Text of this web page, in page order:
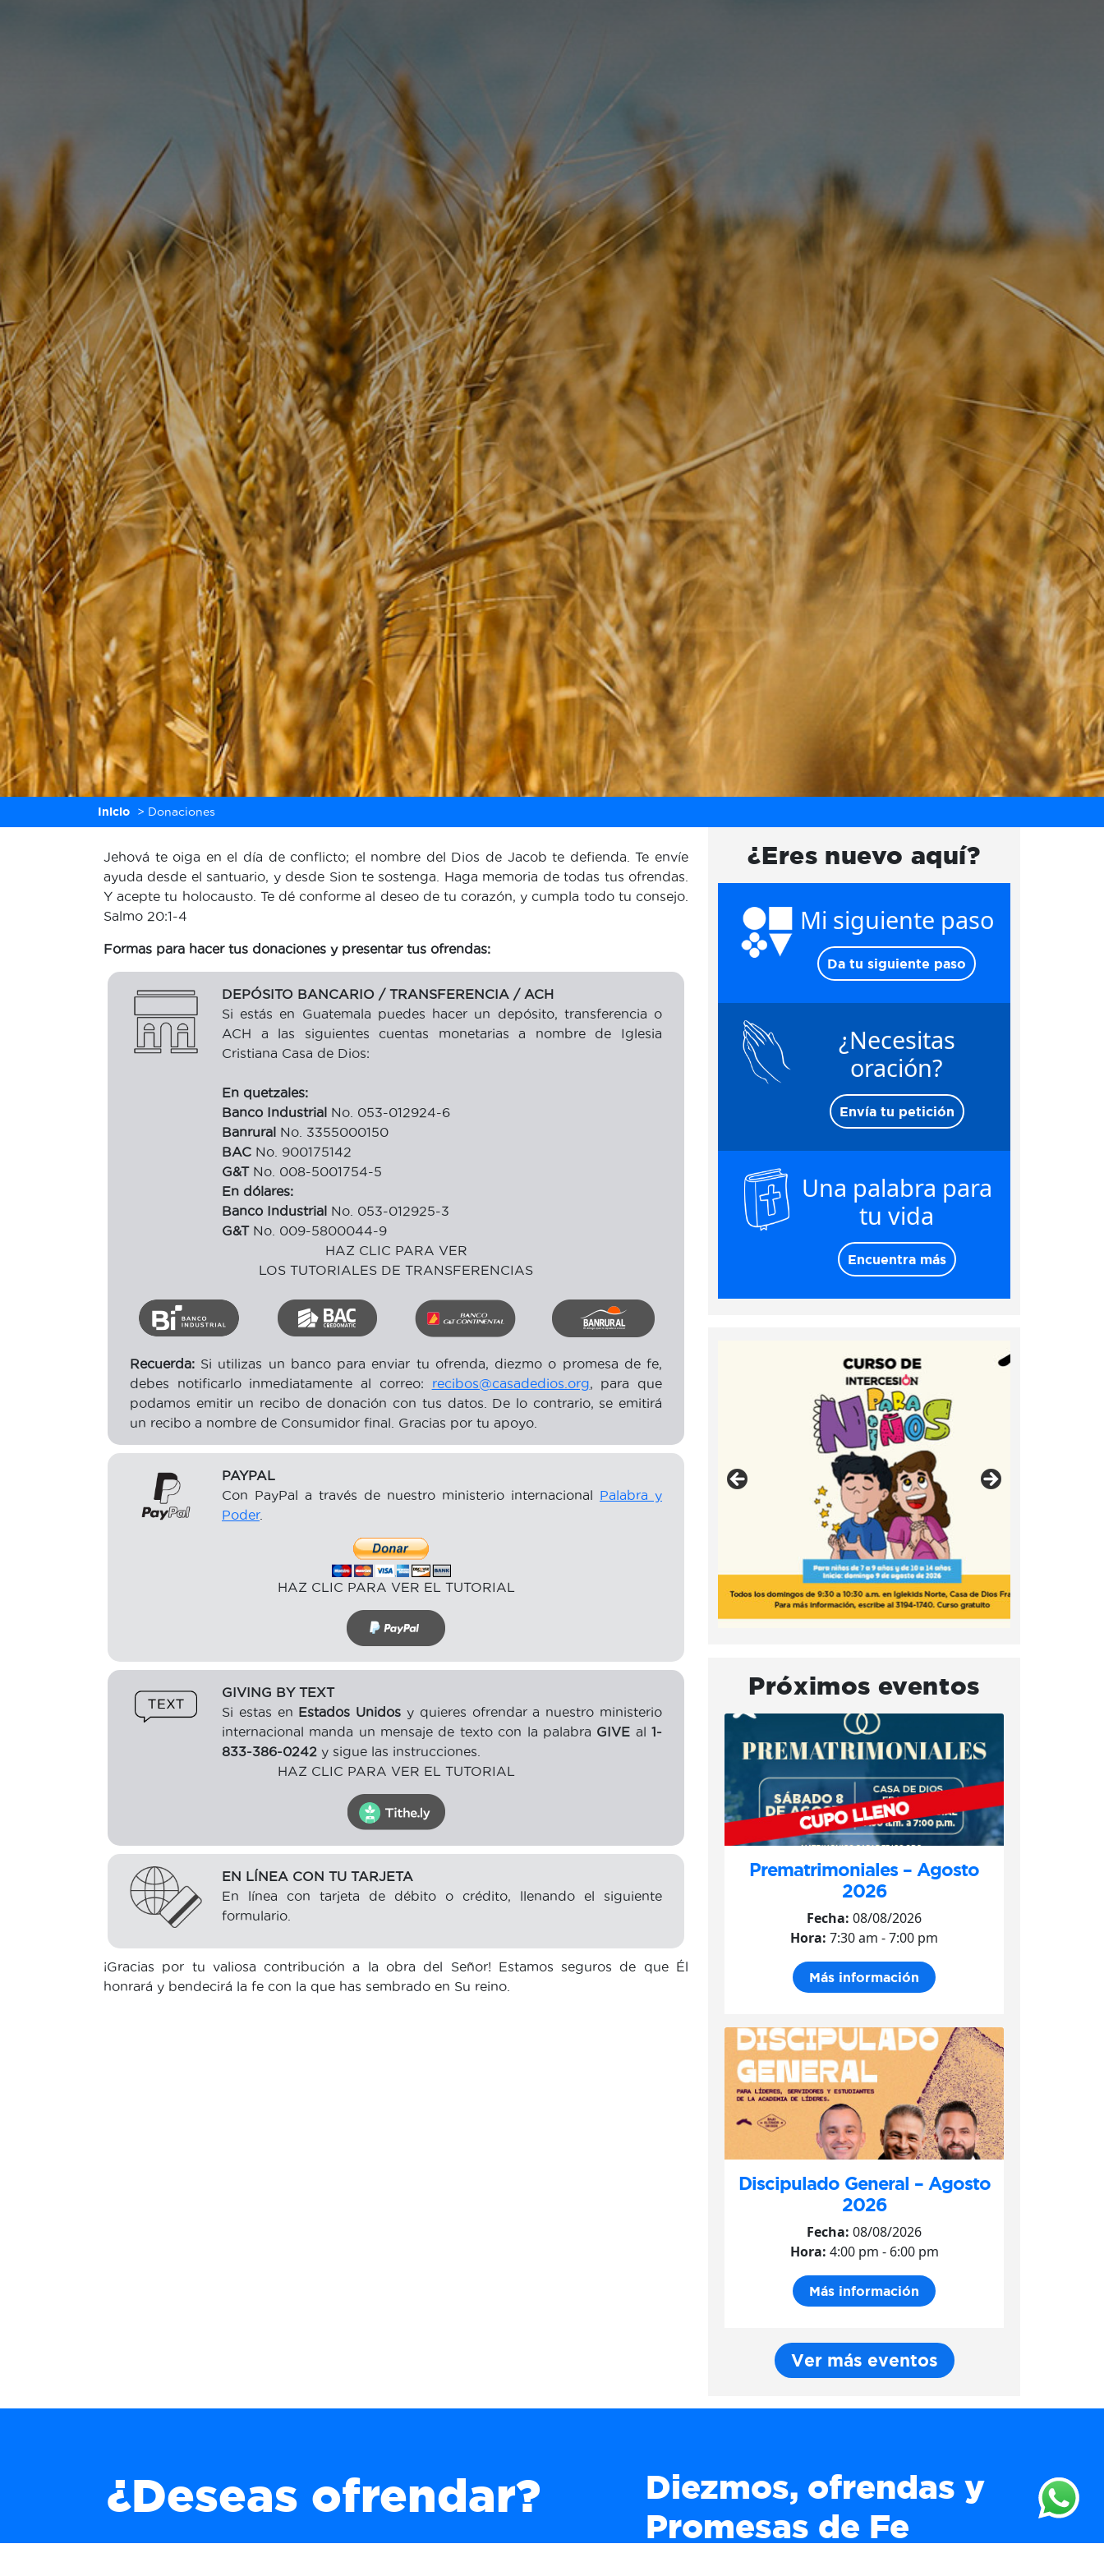
Inicio > Donaciones
Jehová te oiga en el día de conflicto; el nombre del Dios de Jacob te defienda. Te envíe
ayuda desde el santuario, y desde Sion te sostenga. Haga memoria de todas tus ofrendas.
Y acepte tu holocausto. Te dé conforme al deseo de tu corazón, y cumpla todo tu consejo.
Salmo 20:1-4
Formas para hacer tus donaciones y presentar tus ofrendas:
DEPÓSITO BANCARIO / TRANSFERENCIA / ACH
Si estás en Guatemala puedes hacer un depósito, transferencia o
ACH a las siguientes cuentas monetarias a nombre de Iglesia
Cristiana Casa de Dios:
En quetzales:
Banco Industrial No. 053-012924-6
Banrural No. 3355000150
BAC No. 900175142
G&TNo. 008-5001754-5
En dólares:
Banco Industrial No. 053-012925-3
G&TNo. 009-5800044-9
HAZ CLIC PARA VER
LOS TUTORIALES DE TRANSFERENCIAS
Recuerda: Si utilizas un banco para enviar tu ofrenda, diezmo o promesa de fe,
debes notificarlo inmediatamente al correo: recibos@casadedios.org , para que
podamos emitir un recibo de donación con tus datos. De lo contrario, se emitirá
un recibo a nombre de Consumidor final. Gracias por tu apoyo.
PAYPAL
Con PayPal a través de nuestro ministerio internacional Palabra y
Poder.
HAZ CLIC PARA VER EL TUTORIAL
GIVING BY TEXT
Si estas en Estados Unidos y quieres ofrendar a nuestro ministerio
internacional manda un mensaje de texto con la palabra GIVE al1-
833-386-0242 y sigue las instrucciones.
HAZ CLIC PARA VER EL TUTORIAL
EN LÍNEA CON TU TARJETA
En línea con tarjeta de débito o crédito, llenando el siguiente
formulario.
¡Gracias por tu valiosa contribución a la obra del Señor! Estamos seguros de que Él
honrará y bendecirá la fe con la que has sembrado en Su reino.
¿Eres nuevo aquí?
Mi siguiente paso
Da tu siguiente paso
¿Necesitas
oración?
Envía tu petición
Una palabra para
tu vida
Encuentra más
Próximos eventos
Prematrimoniales – Agosto
2026
Fecha: 08/08/2026
Hora: 7:30 am - 7:00 pm
Más información
Discipulado General – Agosto
2026
Fecha: 08/08/2026
Hora: 4:00 pm - 6:00 pm
Más información
Ver más eventos
¿Deseas ofrendar?
Diezmos, ofrendas y
Promesas de Fe